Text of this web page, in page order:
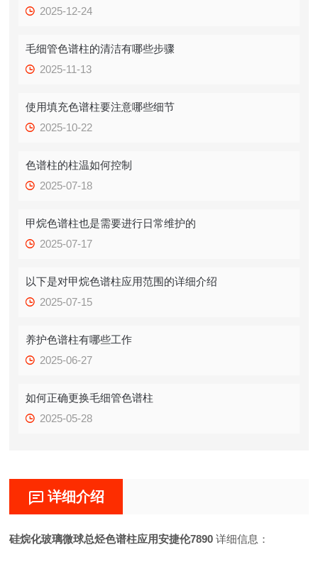
2025-12-24
毛细管色谱柱的清洁有哪些步骤
2025-11-13
使用填充色谱柱要注意哪些细节
2025-10-22
色谱柱的柱温如何控制
2025-07-18
甲烷色谱柱也是需要进行日常维护的
2025-07-17
以下是对甲烷色谱柱应用范围的详细介绍
2025-07-15
养护色谱柱有哪些工作
2025-06-27
如何正确更换毛细管色谱柱
2025-05-28
详细介绍
硅烷化玻璃微球总烃色谱柱应用安捷伦7890 详细信息：